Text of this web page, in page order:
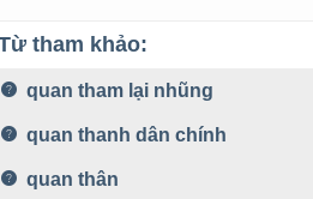
tham khảo:
quan tham lại nhũng
quan thanh dân chính
quan thân